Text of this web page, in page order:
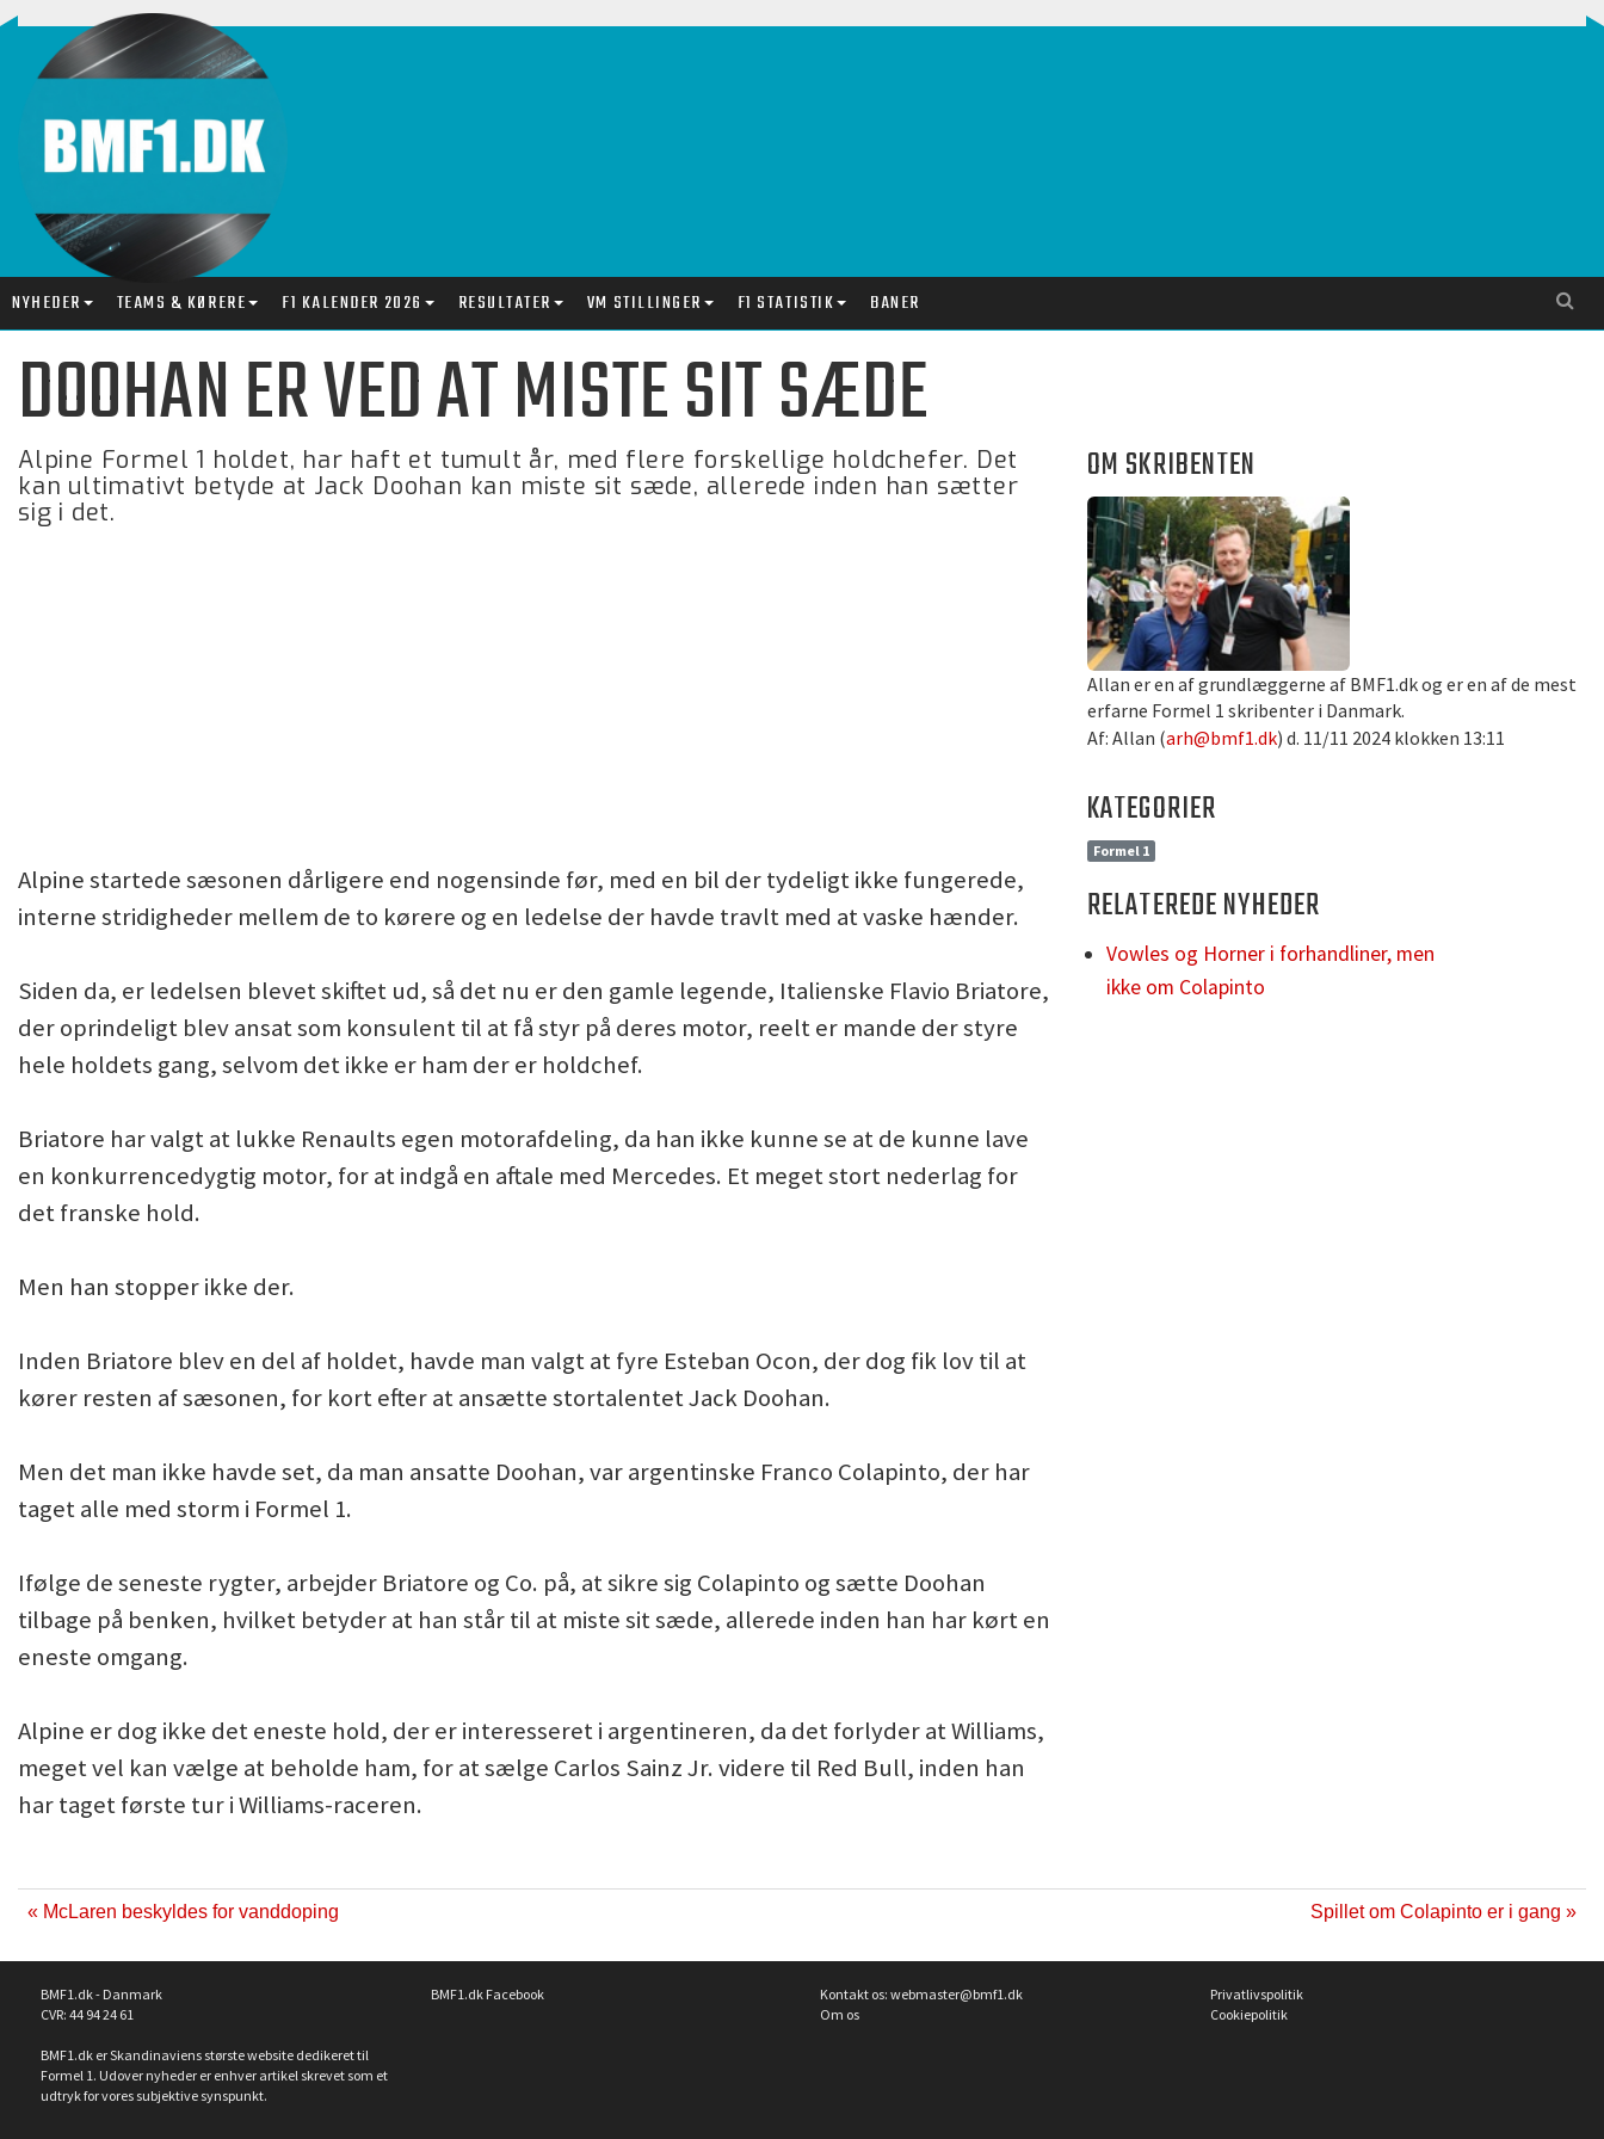
NYHEDER TEAMS & KØRERE F1 KALENDER 2026 RESULTATER VM STILLINGER F1 STATISTIK BANER
DOOHAN ER VED AT MISTE SIT SÆDE
Alpine Formel 1 holdet, har haft et tumult år, med flere forskellige holdchefer. Det
kan ultimativt betyde at Jack Doohan kan miste sit sæde, allerede inden han sætter
sig i det.
OM SKRIBENTEN
Allan er en af grundlæggerne af BMF1.dk og er en af de mest
erfarne Formel 1 skribenter i Danmark.
Af: Allan (arh@bmf1.dk) d. 11/11 2024 klokken 13:11
KATEGORIER
Formel 1
Alpine startede sæsonen dårligere end nogensinde før, med en bil der tydeligt ikke fungerede,
interne stridigheder mellem de to kørere og en ledelse der havde travlt med at vaske hænder.
Siden da, er ledelsen blevet skiftet ud, så det nu er den gamle legende, Italienske Flavio Briatore,
der oprindeligt blev ansat som konsulent til at få styr på deres motor, reelt er mande der styre
hele holdets gang, selvom det ikke er ham der er holdchef.
Briatore har valgt at lukke Renaults egen motorafdeling, da han ikke kunne se at de kunne lave
en konkurrencedygtig motor, for at indgå en aftale med Mercedes. Et meget stort nederlag for
det franske hold.
Men han stopper ikke der.
Inden Briatore blev en del af holdet, havde man valgt at fyre Esteban Ocon, der dog fik lov til at
kører resten af sæsonen, for kort efter at ansætte stortalentet Jack Doohan.
Men det man ikke havde set, da man ansatte Doohan, var argentinske Franco Colapinto, der har
taget alle med storm i Formel 1.
Ifølge de seneste rygter, arbejder Briatore og Co. på, at sikre sig Colapinto og sætte Doohan
tilbage på benken, hvilket betyder at han står til at miste sit sæde, allerede inden han har kørt en
eneste omgang.
Alpine er dog ikke det eneste hold, der er interesseret i argentineren, da det forlyder at Williams,
meget vel kan vælge at beholde ham, for at sælge Carlos Sainz Jr. videre til Red Bull, inden han
har taget første tur i Williams-raceren.
RELATEREDE NYHEDER
Vowles og Horner i forhandliner, men
ikke om Colapinto
« McLaren beskyldes for vanddoping Spillet om Colapinto er i gang »
BMF1.dk - Danmark
CVR: 44 94 24 61
BMF1.dk er Skandinaviens største website dedikeret til
Formel 1. Udover nyheder er enhver artikel skrevet som et
udtryk for vores subjektive synspunkt.
BMF1.dk Facebook Kontakt os: webmaster@bmf1.dk
Om os
Privatlivspolitik
Cookiepolitik